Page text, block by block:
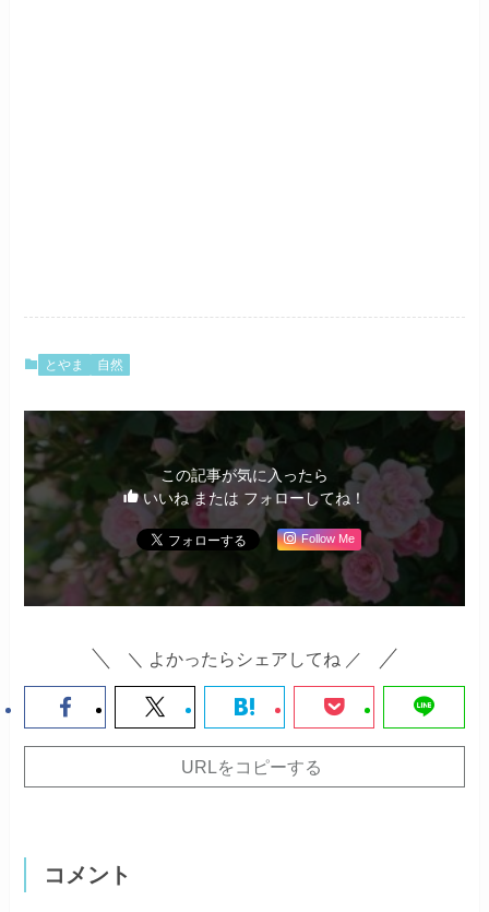
とやま 自然
この記事が気に入ったら
いいね または フォローしてね！
Follow Me
＼ よかったらシェアしてね ／
URLをコピーする
コメント